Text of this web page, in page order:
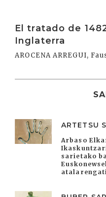
El tratado de
Inglaterra
AROCENA ARREGUI,
ARTETSU
Arbaso
sarietako